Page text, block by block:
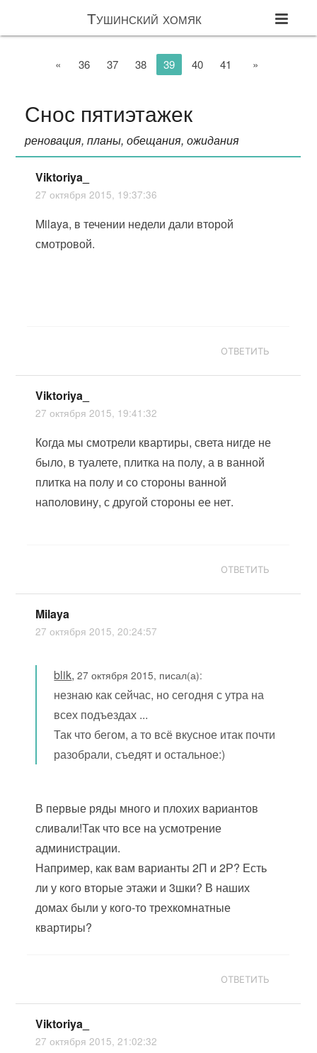
Тушинский хомяк
« 36 37 38 39 40 41 »
Снос пятиэтажек
реновация, планы, обещания, ожидания
Viktoriya_
27 октября 2015, 19:37:36
Milaya, в течении недели дали второй
смотровой.
ОТВЕТИТЬ
Viktoriya_
27 октября 2015, 19:41:32
Когда мы смотрели квартиры, света нигде не
было, в туалете, плитка на полу, а в ванной
плитка на полу и со стороны ванной
наполовину, с другой стороны ее нет.
ОТВЕТИТЬ
Milaya
27 октября 2015, 20:24:57
blik,27 октября 2015, писал(а):
незнаю как сейчас, но сегодня с утра на
всех подъездах ...
Так что бегом, а то всё вкусное итак почти
разобрали, съедят и остальное:)
В первые ряды много и плохих вариантов
сливали!Так что все на усмотрение
администрации.
Например, как вам варианты 2П и 2Р? Есть
ли у кого вторые этажи и 3шки? В наших
домах были у кого-то трехкомнатные
квартиры?
ОТВЕТИТЬ
Viktoriya_
27 октября 2015, 21:02:32